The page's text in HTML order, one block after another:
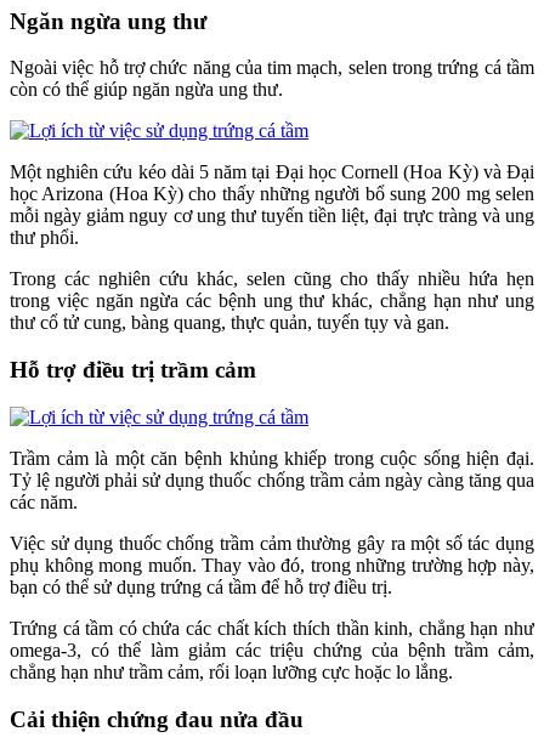
Ngăn ngừa ung thư
Ngoài việc hỗ trợ chức năng của tim mạch, selen trong trứng cá tầm
còn có thể giúp ngăn ngừa ung thư.
Một nghiên cứu kéo dài 5 năm tại Đại học Cornell (Hoa Kỳ) và Đại
học Arizona (Hoa Kỳ) cho thấy những người bổ sung 200 mg selen
mỗi ngày giảm nguy cơ ung thư tuyến tiền liệt, đại trực tràng và ung
thư phổi.
Trong các nghiên cứu khác, selen cũng cho thấy nhiều hứa hẹn
trong việc ngăn ngừa các bệnh ung thư khác, chẳng hạn như ung
thư cổ tử cung, bàng quang, thực quản, tuyến tụy và gan.
Hỗ trợ điều trị trầm cảm
Trầm cảm là một căn bệnh khủng khiếp trong cuộc sống hiện đại.
Tỷ lệ người phải sử dụng thuốc chống trầm cảm ngày càng tăng qua
các năm.
Việc sử dụng thuốc chống trầm cảm thường gây ra một số tác dụng
phụ không mong muốn. Thay vào đó, trong những trường hợp này,
bạn có thể sử dụng trứng cá tầm để hỗ trợ điều trị.
Trứng cá tầm có chứa các chất kích thích thần kinh, chẳng hạn như
omega-3, có thể làm giảm các triệu chứng của bệnh trầm cảm,
chẳng hạn như trầm cảm, rối loạn lưỡng cực hoặc lo lắng.
Cải thiện chứng đau nửa đầu